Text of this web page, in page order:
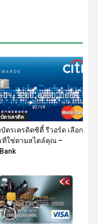
ตรเครดิต
ตรเครดิตซิตี้ รีวอร์ด เลือก
ที่ใช่ตามสไตล์คุณ –